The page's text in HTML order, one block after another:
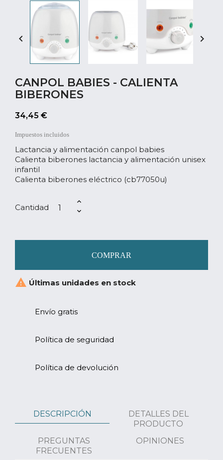
 
CANPOL BABIES - CALIENTA
BIBERONES
34,45 €
Impuestos incluidos
Lactancia y alimentación canpol babies
Calienta biberones lactancia y alimentación unisex
infantil
Calienta biberones eléctrico (cb77050u)
Cantidad
COMPRAR
 Últimas unidades en stock
Envío gratis
Política de seguridad
Política de devolución
DESCRIPCIÓN
DETALLES DEL
PRODUCTO
PREGUNTAS
FRECUENTES
OPINIONES